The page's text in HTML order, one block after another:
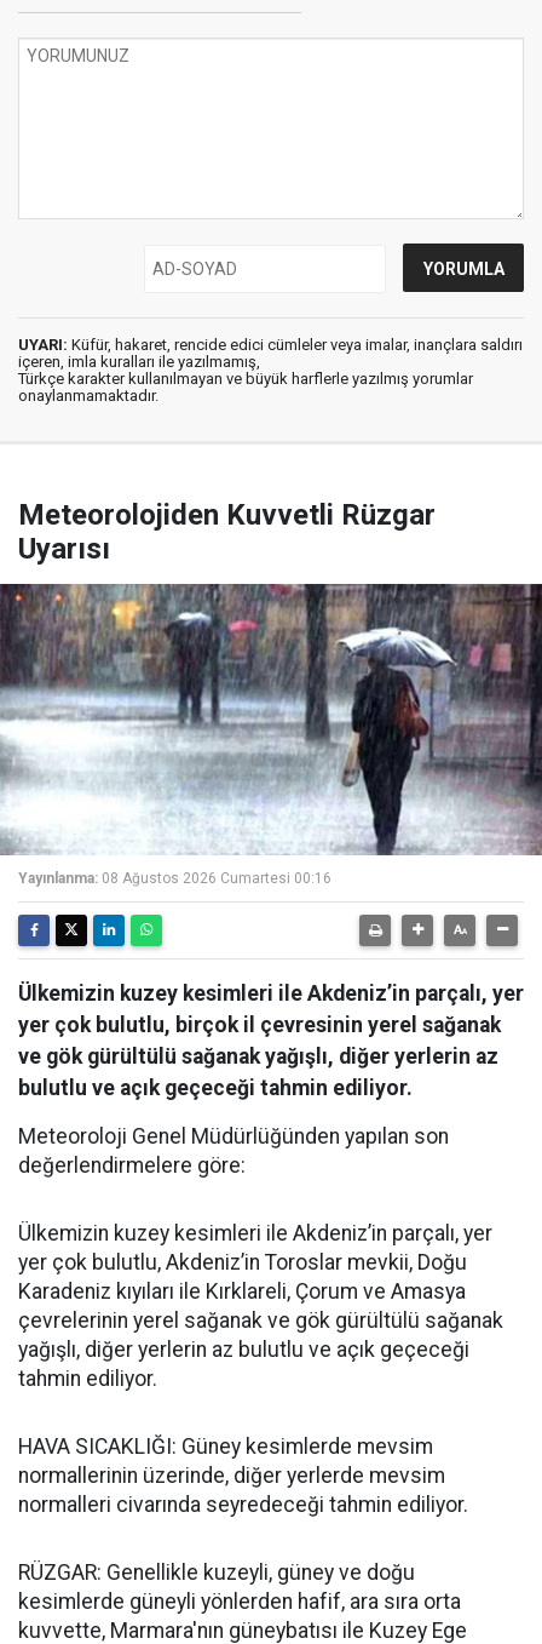
UYARI: Küfür, hakaret, rencide edici cümleler veya imalar, inançlara saldırı
içeren, imla kuralları ile yazılmamış,
Türkçe karakter kullanılmayan ve büyük harflerle yazılmış yorumlar
onaylanmamaktadır.
Meteorolojiden Kuvvetli Rüzgar
Uyarısı
Yayınlanma: 08 Ağustos 2026 Cumartesi 00:16
Ülkemizin kuzey kesimleri ile Akdeniz’in parçalı, yer
yer çok bulutlu, birçok il çevresinin yerel sağanak
ve gök gürültülü sağanak yağışlı, diğer yerlerin az
bulutlu ve açık geçeceği tahmin ediliyor.
Meteoroloji Genel Müdürlüğünden yapılan son
değerlendirmelere göre:
Ülkemizin kuzey kesimleri ile Akdeniz’in parçalı, yer
yer çok bulutlu, Akdeniz’in Toroslar mevkii, Doğu
Karadeniz kıyıları ile Kırklareli, Çorum ve Amasya
çevrelerinin yerel sağanak ve gök gürültülü sağanak
yağışlı, diğer yerlerin az bulutlu ve açık geçeceği
tahmin ediliyor.
HAVA SICAKLIĞI: Güney kesimlerde mevsim
normallerinin üzerinde, diğer yerlerde mevsim
normalleri civarında seyredeceği tahmin ediliyor.
RÜZGAR: Genellikle kuzeyli, güney ve doğu
kesimlerde güneyli yönlerden hafif, ara sıra orta
kuvvette, Marmara'nın güneybatısı ile Kuzey Ege